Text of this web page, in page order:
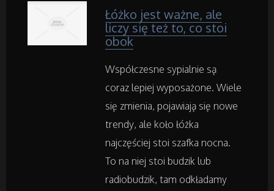
Zajęcia Sportowe i Rekreacyjne
Serwis
Informatyczne
Restauracje, Catering
Fotografia
Łóżko jest ważne, ale
liczy się też to, co stoi
obok
Współczesne sypialnie są
coraz lepiej wyposażone. Wiele
się zmienia, pojawiają się nowe
trendy, ale koło łóżka
najczęściej stoi szafka nocna.
To na niej stoi budzik lub
radiobudzik, tam odkładamy